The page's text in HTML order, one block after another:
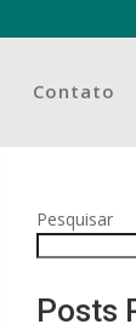
Contato
Pesquisar
Posts